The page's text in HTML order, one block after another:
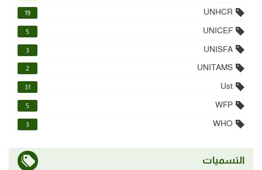
UNHCR
19
UNICEF
5
UNISFA
3
UNITAMS
2
Ust
31
WFP
5
WHO
3
التسميات